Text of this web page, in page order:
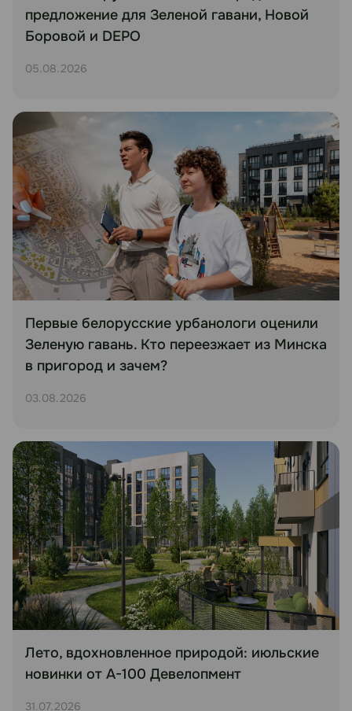
предложение для Зеленой гавани, Новой
Боровой и DEPO
05.08.2026
Первые белорусские урбанологи оценили
Зеленую гавань. Кто переезжает из Минска
в пригород и зачем?
03.08.2026
Лето, вдохновленное природой: июльские
новинки от А-100 Девелопмент
31.07.2026